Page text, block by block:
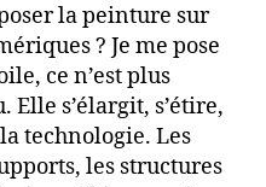
la peinture sur
? Je me pose
ce n’est plus
s’élargit, s’étire,
technologie. Les
les structures